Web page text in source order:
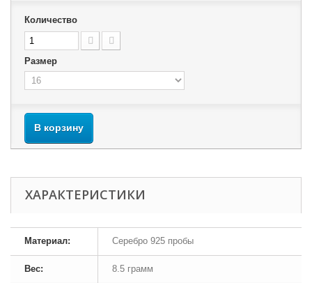
Количество
Размер
В корзину
ХАРАКТЕРИСТИКИ
Материал: Серебро 925 пробы
Вес: 8.5 грамм